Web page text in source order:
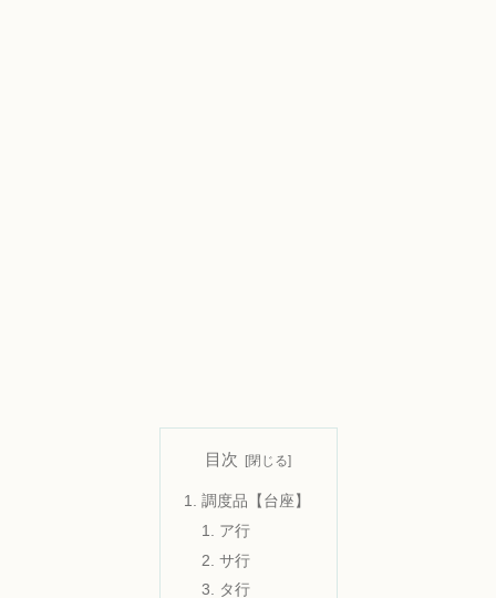
目次
調度品【台座】
ア行
サ行
タ行